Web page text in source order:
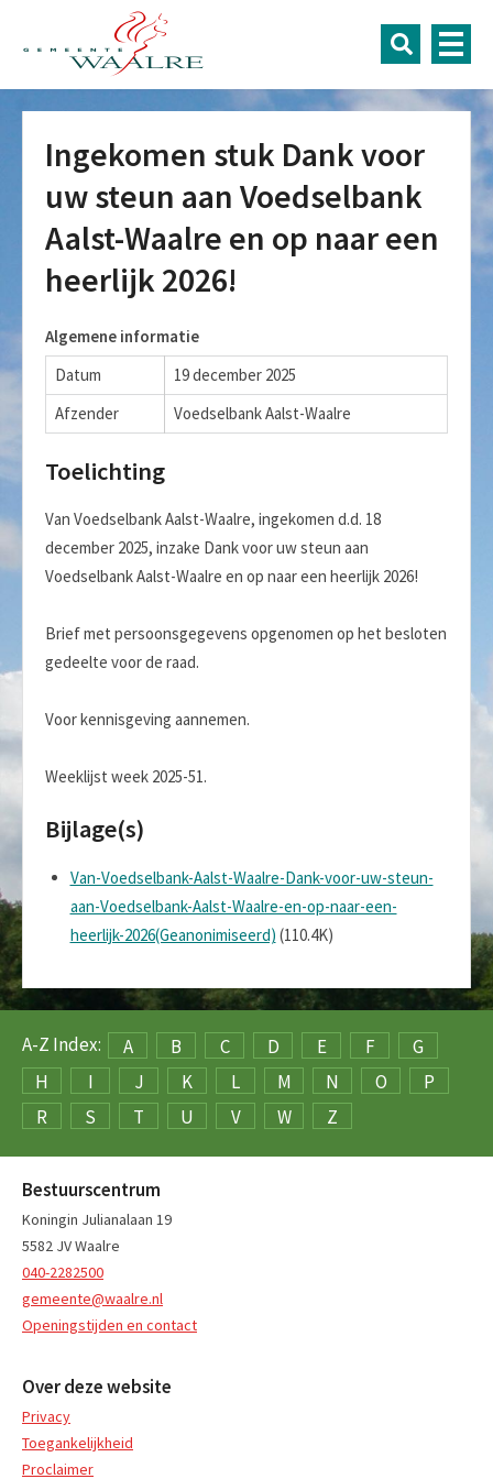
Ingekomen stuk Dank voor
uw steun aan Voedselbank
Aalst-Waalre en op naar een
heerlijk 2026!
Algemene informatie
Datum
19 december 2025
Afzender
Voedselbank Aalst-Waalre
Toelichting
Van Voedselbank Aalst-Waalre, ingekomen d.d. 18
december 2025, inzake Dank voor uw steun aan
Voedselbank Aalst-Waalre en op naar een heerlijk 2026!
Brief met persoonsgegevens opgenomen op het besloten
gedeelte voor de raad.
Voor kennisgeving aannemen.
Weeklijst week 2025-51.
Bijlage(s)
Van-Voedselbank-Aalst-Waalre-Dank-voor-uw-steun-
aan-Voedselbank-Aalst-Waalre-en-op-naar-een-
heerlijk-2026(Geanonimiseerd) (110.4K)
A-Z Index: A B C D E F
G
H
I J K L M N O
P
R
S T U V W Z
Bestuurscentrum
Koningin Julianalaan 19
5582 JV Waalre
040-2282500
gemeente@waalre.nl
Openingstijden en contact
Over deze website
Privacy
Toegankelijkheid
Proclaimer